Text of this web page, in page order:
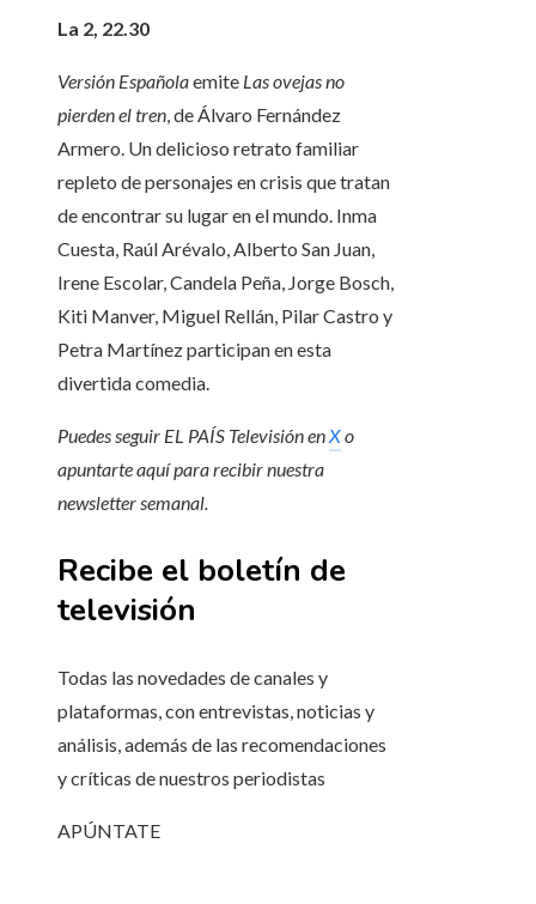
La 2, 22.30
Versión Españolaemite Las ovejas no
pierden el tren , de Álvaro Fernández
Armero. Un delicioso retrato familiar
repleto de personajes en crisis que tratan
de encontrar su lugar en el mundo. Inma
Cuesta, Raúl Arévalo, Alberto San Juan,
Irene Escolar, Candela Peña, Jorge Bosch,
Kiti Manver, Miguel Rellán, Pilar Castro y
Petra Martínez participan en esta
divertida comedia.
Puedes seguir EL PAÍS Televisión en Xo
apuntarte aquí para recibirnuestra
newsletter semanal
Recibe el boletín de
televisión
Todas las novedades de canales y
plataformas, con entrevistas, noticias y
análisis, además de las recomendaciones
y críticas de nuestros periodistas
APÚNTATE